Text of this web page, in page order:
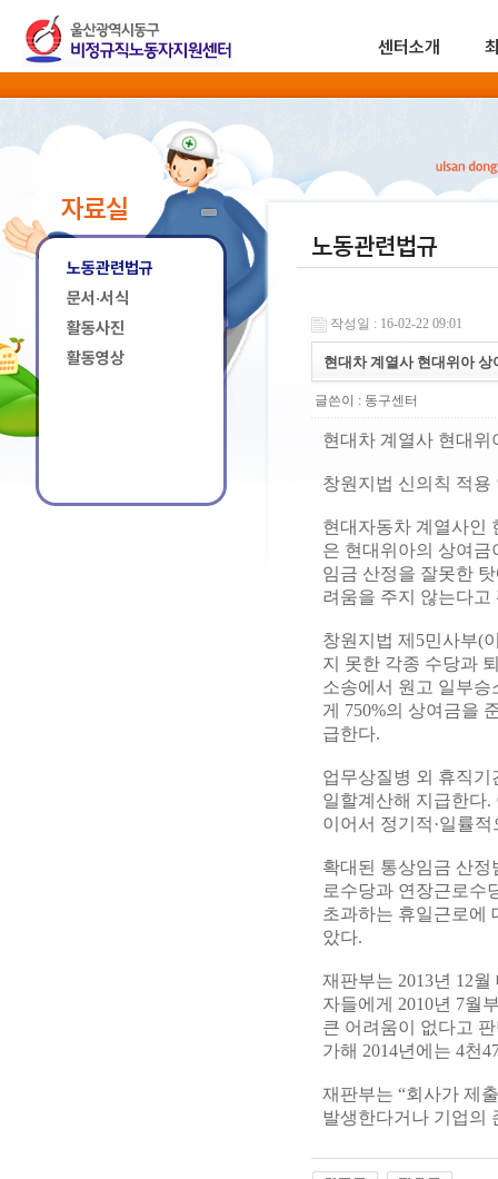
센터소개
자료실
노동관련법규
문서·서식
활동사진
활동영상
노동관련법규
작성일 : 16-02-22 09:01
현대차 계열사 현대위아
글쓴이 : 동구센터
현대차 계열사 현대
창원지법 신의칙 적
현대자동차 계열사인
은 현대위아의 상여
임금 산정을 잘못한
려움을 주지 않는다
창원지법 제5민사부(
지 못한 각종 수당과
소송에서 원고 일부
게 750%의 상여금을
급한다.
업무상질병 외 휴직
일할계산해 지급한다
이어서 정기적·일률
확대된 통상임금 산
로수당과 연장근로수
초과하는 휴일근로에
았다.
재판부는 2013년 12
자들에게 2010년 7월
큰 어려움이 없다고
가해 2014년에는 4천
재판부는 “회사가 제
발생한다거나 기업의